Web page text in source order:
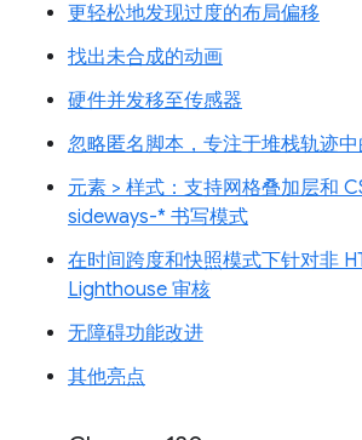
更轻松地发现过度的布局偏移
找出未合成的动画
硬件并发移至传感器
忽略匿名脚本，专注于堆栈轨迹
元素 > 样式：支持网格叠加层和
sideways-* 书写模式
在时间跨度和快照模式下针对非
Lighthouse 审核
无障碍功能改进
其他亮点